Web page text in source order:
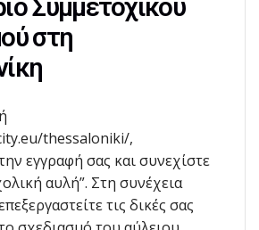
Συμμετοχικού
στη
thessaloniki/,
εγγραφή σας και συνεχίστε
αυλή”. Στη συνέχεια
τις δικές σας